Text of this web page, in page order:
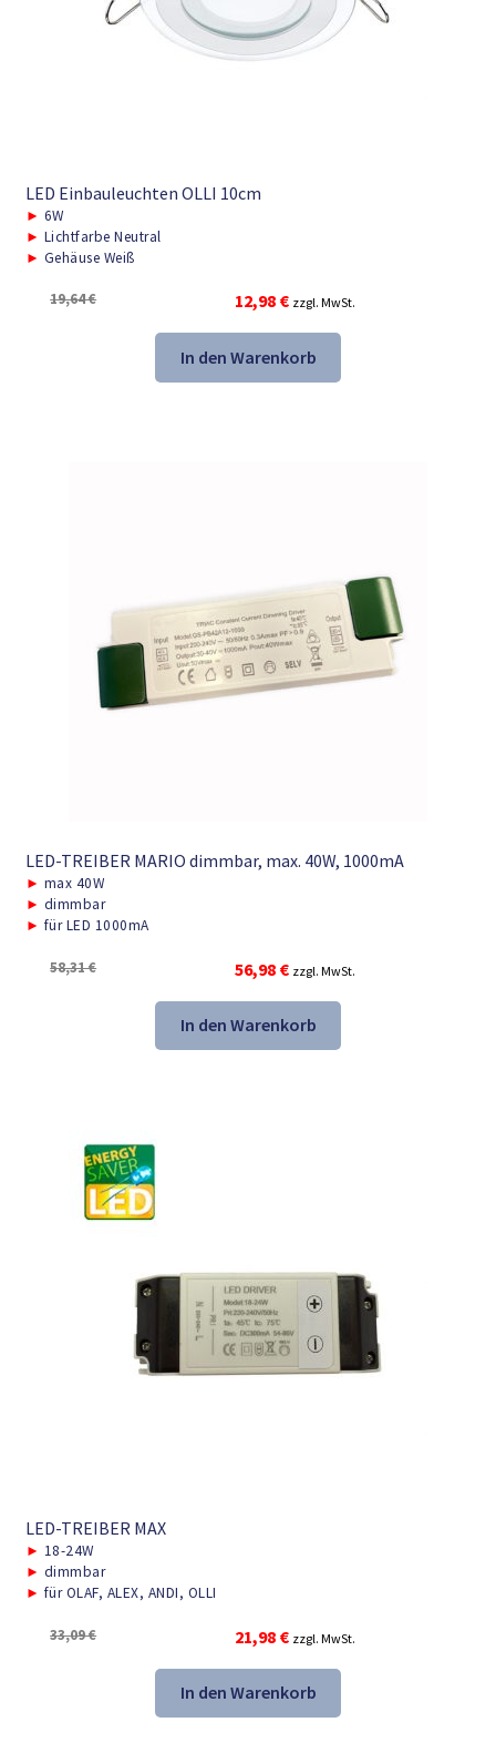
LED Einbauleuchten OLLI 10cm
► 6W
► Lichtfarbe Neutral
► Gehäuse Weiß
19,64€
Ursprünglicher
Preis
war:
19,64 €
12,98 €Aktueller
Preis
ist:
12,98 €.
zzgl. MwSt.
In den Warenkorb
LED-TREIBER MARIO dimmbar, max. 40W, 1000mA
► max 40W
► dimmbar
► für LED 1000mA
58,31€
Ursprünglicher
war:
58,31 €
56,98 €Aktueller
ist:
56,98 €.
zzgl. MwSt.
In den Warenkorb
LED-TREIBER MAX
► 18-24W
► dimmbar
► für OLAF, ALEX, ANDI, OLLI
33,09€
Ursprünglicher
war:
33,09 €
21,98 €Aktueller
ist:
21,98 €.
zzgl. MwSt.
In den Warenkorb